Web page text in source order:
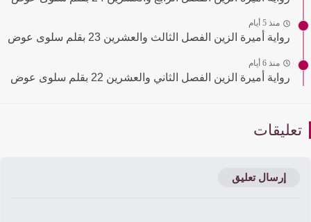
منذ 5 أيام
رواية أميرة الزين الفصل الثالث والعشرين 23 بقلم سلوى عوض
منذ 6 أيام
رواية أميرة الزين الفصل الثاني والعشرين 22 بقلم سلوى عوض
إرسال تعليق